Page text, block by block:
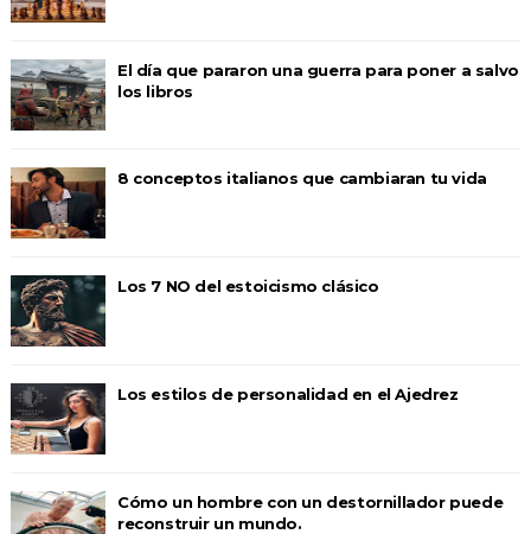
El día que pararon una guerra para poner a salvo
los libros
8 conceptos italianos que cambiaran tu vida
Los 7 NO del estoicismo clásico
Los estilos de personalidad en el Ajedrez
Cómo un hombre con un destornillador puede
reconstruir un mundo.